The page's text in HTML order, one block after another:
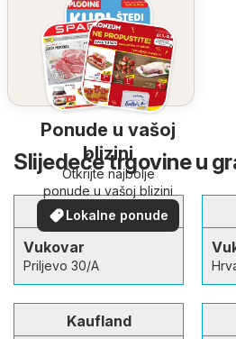
Ponude u vašoj
blizini
Otkrijte najbolje
ponude u vašoj blizini
Lokalne ponude
Slijedeće trgovine u
Lidl
Vukovar
Priljevo 30/A
Kaufland